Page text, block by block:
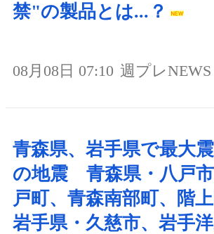
禁"の製品とは...？
08月08日 07:10 週プレNEWS
青森県、岩手県で最大
の地震 青森県・八戸
戸町、青森南部町、階上
岩手県・久慈市、岩手